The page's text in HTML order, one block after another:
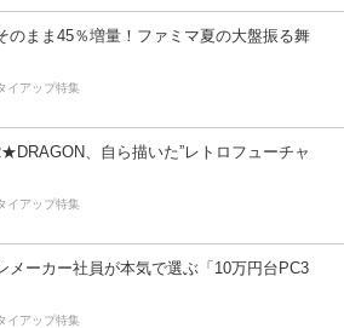
のまま45％増量！ファミマ夏の大盤振る舞
イアップ特集
、自ら描いた”レトロフューチャ
イアップ特集
メーカー社員が本気で選ぶ「10万円台PC3
イアップ特集